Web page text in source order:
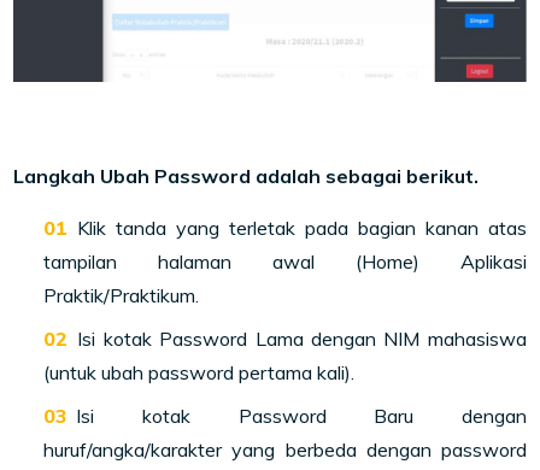
Langkah Ubah Password adalah sebagai berikut.
Klik tanda yang terletak pada bagian kanan atas
tampilan halaman awal (Home) Aplikasi
Praktik/Praktikum.
Isi kotak Password Lama dengan NIM mahasiswa
(untuk ubah password pertama kali).
Isi kotak Password Baru dengan
huruf/angka/karakter yang berbeda dengan password